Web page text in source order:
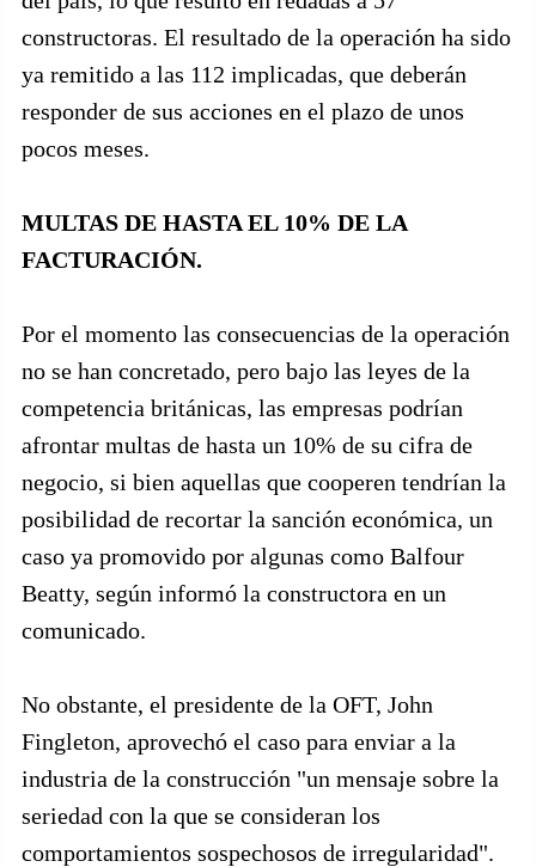
constructoras. El resultado de la operación ha sido
ya remitido a las 112 implicadas, que deberán
responder de sus acciones en el plazo de unos
pocos meses.
MULTAS DE HASTA EL 10% DE LA
FACTURACIÓN.
Por el momento las consecuencias de la operación
no se han concretado, pero bajo las leyes de la
competencia británicas, las empresas podrían
afrontar multas de hasta un 10% de su cifra de
negocio, si bien aquellas que cooperen tendrían la
posibilidad de recortar la sanción económica, un
caso ya promovido por algunas como Balfour
Beatty, según informó la constructora en un
comunicado.
No obstante, el presidente de la OFT, John
Fingleton, aprovechó el caso para enviar a la
industria de la construcción "un mensaje sobre la
seriedad con la que se consideran los
comportamientos sospechosos de irregularidad".